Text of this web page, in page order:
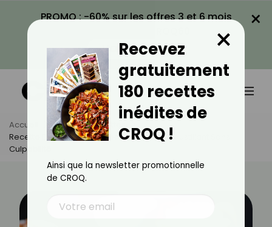
PROMO : -60% sur les offres 3 et 6 mois
VOIR LA PROMO
×
Accueil Actus
Recettes
Recette De Poulet Frit Coréen Léger : Le Croustillant Sans
Culpabilité
Recevez
gratuitement
180 recettes
inédites de
CROQ !
×
Ainsi que la newsletter promotionnelle
de CROQ.